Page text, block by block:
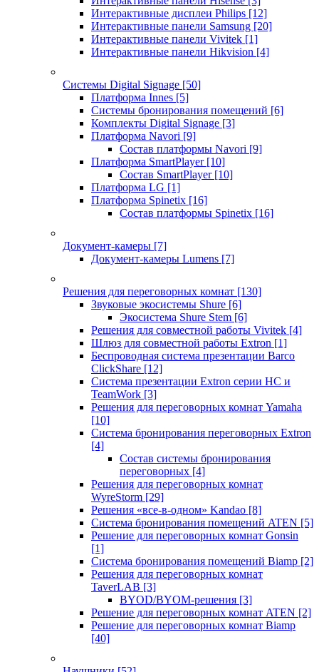
Интерактивные дисплеи Philips [12]
Интерактивные панели Samsung [20]
Интерактивные панели Vivitek [1]
Интерактивные панели Hikvision [4]
Системы Digital Signage [50]
Платформа Innes [5]
Системы бронирования помещений [6]
Комплекты Digital Signage [3]
Платформа Navori [9]
Состав платформы Navori [9]
Платформа SmartPlayer [10]
Состав SmartPlayer [10]
Платформа LG [1]
Платформа Spinetix [16]
Состав платформы Spinetix [16]
Документ-камеры [7]
Документ-камеры Lumens [7]
Решения для переговорных комнат [130]
Звуковые экосистемы Shure [6]
Экосистема Shure Stem [6]
Решения для совместной работы Vivitek [4]
Шлюз для совместной работы Extron [1]
Беспроводная система презентации Barco
ClickShare [12]
Система презентации Extron серии HC и
TeamWork [3]
Решения для переговорных комнат Yamaha
[10]
Система бронирования переговорных Extron
[4]
Состав системы бронирования
переговорных [4]
Решения для переговорных комнат
WyreStorm [29]
Решения «все-в-одном» Kandao [8]
Система бронирования помещений ATEN [5]
Решение для переговорных комнат Gonsin
[1]
Система бронирования помещений Biamp [2]
Решения для переговорных комнат
TaverLAB [3]
BYOD/BYOM-решения [3]
Решение для переговорных комнат ATEN [2]
Решение для переговорных комнат Biamp
[40]